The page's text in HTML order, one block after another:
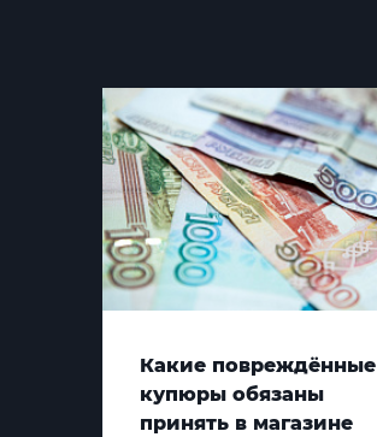
Какие повреждённые
купюры обязаны
принять в магазине